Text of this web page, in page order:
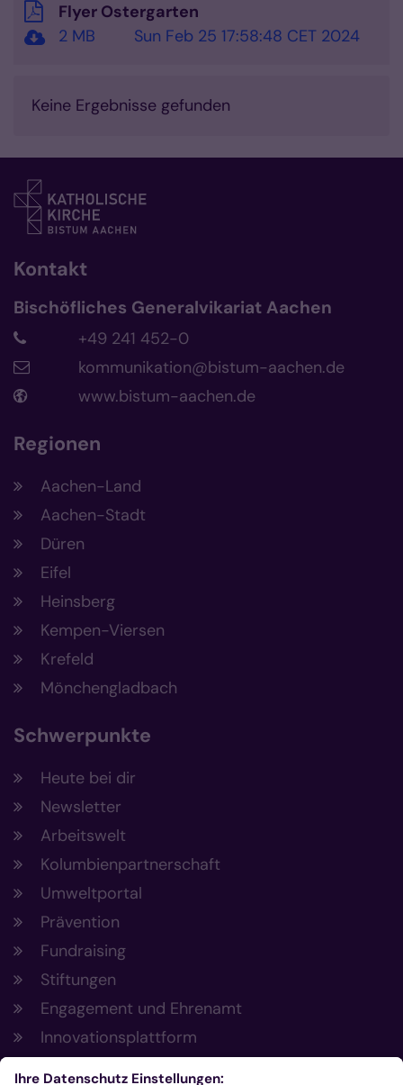
Flyer Ostergarten
2 MB
Sun Feb 25 17:58:48 CET 2024
Keine Ergebnisse gefunden
Kontakt
Bischöfliches Generalvikariat Aachen
+49 241 452-0
kommunikation@bistum-aachen.de
www.bistum-aachen.de
Regionen
Aachen-Land
Aachen-Stadt
Düren
Eifel
Heinsberg
Kempen-Viersen
Krefeld
Mönchengladbach
Schwerpunkte
Heute bei dir
Newsletter
Arbeitswelt
Kolumbienpartnerschaft
Umweltportal
Prävention
Fundraising
Stiftungen
Engagement und Ehrenamt
Innovationsplattform